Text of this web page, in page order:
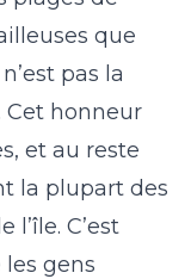
que
pas la
Cet honneur
et au reste
la plupart des
C’est
gens